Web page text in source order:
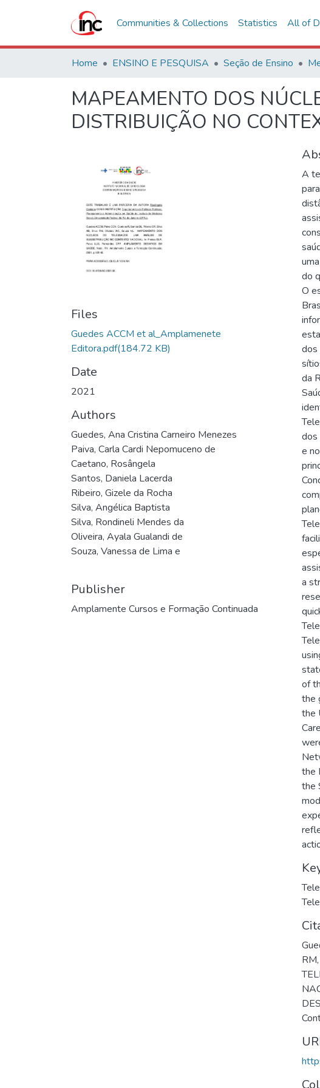
Communities & Collections Statistics All of
Home ENSINO E PESQUISA Seção de Ensino
MAPEAMENTO DOS
DISTRIBUIÇÃO NO
Files
Guedes ACCM et al_Amplamenete
Editora.pdf(184.72 KB)
Date
2021
Authors
Guedes, Ana Cristina Carneiro Menezes
Paiva, Carla Cardi Nepomuceno de
Caetano, Rosângela
Santos, Daniela Lacerda
Ribeiro, Gizele da Rocha
Silva, Angélica Baptista
Silva, Rondineli Mendes da
Oliveira, Ayala Gualandi de
Souza, Vanessa de Lima e
Publisher
Amplamente Cursos e Formação Continuada
A
do
O
dos
da
dos
e
a
of
the
the
the
the